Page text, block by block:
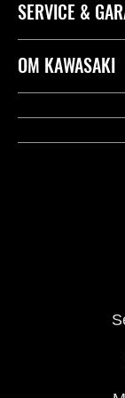
SERVICE &
Kontakta oss
Användbara
Rättsligt &
OM KAWASAKI
Företag